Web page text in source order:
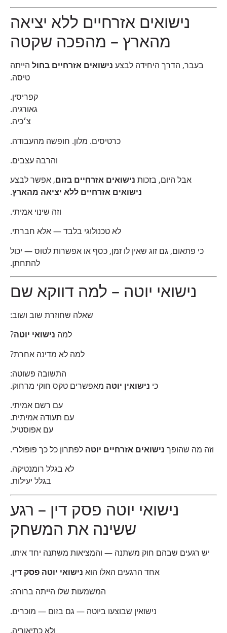
נישואים אזרחיים ללא יציאה
מהארץ – מהפכה שקטה
בעבר, הדרך היחידה לבצענישואים אזרחיים בחולהייתה
טיסה.
קפריסין.
גאורגיה.
צ׳כיה.
כרטיסים. מלון. חופשה מהעבודה.
והרבה עצבים.
אבל היום, בזכותנישואים אזרחיים בזום, אפשר לבצע
נישואים אזרחיים ללא יציאה מהארץ.
וזה שינוי אמיתי.
לא טכנולוגי בלבד — אלא חברתי.
כי פתאום, גם זוג שאין לו זמן, כסף או אפשרות לטוס — יכול
להתחתן.
נישואי יוטה – למה דווקא שם
שאלה שחוזרת שוב ושוב:
למהנישואי יוטה?
למה לא מדינה אחרת?
התשובה פשוטה:
נישואין יוטהמאפשרים טקס חוקי מרחוק.
עם רשם אמיתי.
עם תעודה אמיתית.
עם אפוסטיל.
וזה מה שהופךנישואים אזרחיים יוטהלפתרון כל כך פופולרי.
לא בגלל רומנטיקה.
בגלל יעילות.
נישואי יוטה פסק דין – רגע
ששינה את המשחק
יש רגעים שבהם חוק משתנה — והמציאות משתנה יחד איתו.
אחד הרגעים האלו הואנישואי יוטה פסק דין .
המשמעות שלו הייתה ברורה:
נישואין שבוצעו ביוטה — גם בזום — מוכרים.
ולא כתיאוריה.